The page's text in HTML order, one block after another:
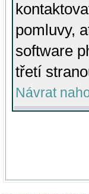
pomluvy,
software
třetí
Návrat